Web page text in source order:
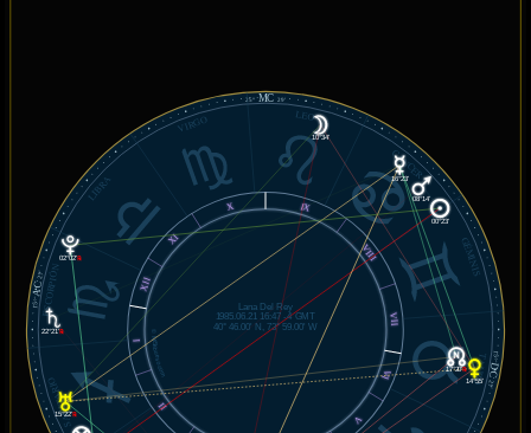
© MiSabueso.com
15°
AC
27'
15°
DC
27'
25°MC29'
TAURO
GÉMINIS
CÁNCER
LEO
VIRGO
LIBRA
ESCORPIÓN
SAGITARIO
X
XI
XII
I
II
V
VI
VII
VIII
IX
00°23'
10°34'
16°23'
14°55'
08°14'
22°21'℞
15°22'℞
02°02'℞
17°20'℞
Lana Del Rey
1985.06.21 16:47 -4 GMT
40° 46.00' N, 73° 59.00' W